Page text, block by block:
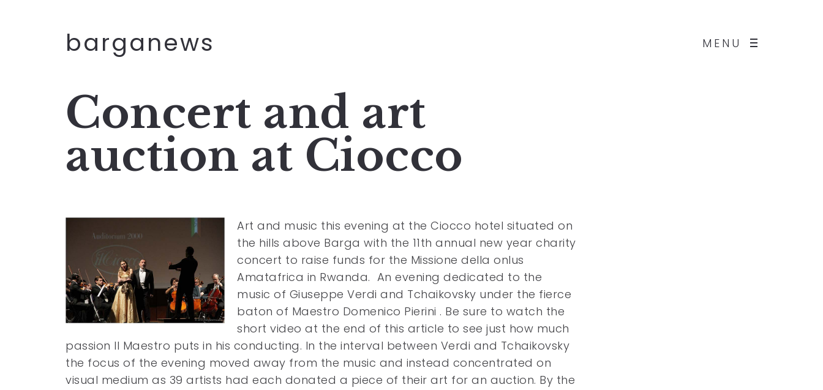
MENU
barganews
Concert and art
auction at Ciocco
Art and music this evening at the Ciocco hotel situated on
the hills above Barga with the 11th annual new year charity
concert to raise funds for the Missione della onlus
Amatafrica in Rwanda. An evening dedicated to the
music of Giuseppe Verdi and Tchaikovsky under the fierce
baton of Maestro Domenico Pierini . Be sure to watch the
short video at the end of this article to see just how much
passion Il Maestro puts in his conducting. In the interval between Verdi and Tchaikovsky
the focus of the evening moved away from the music and instead concentrated on
visual medium as 39 artists had each donated a piece of their art for an auction. By the